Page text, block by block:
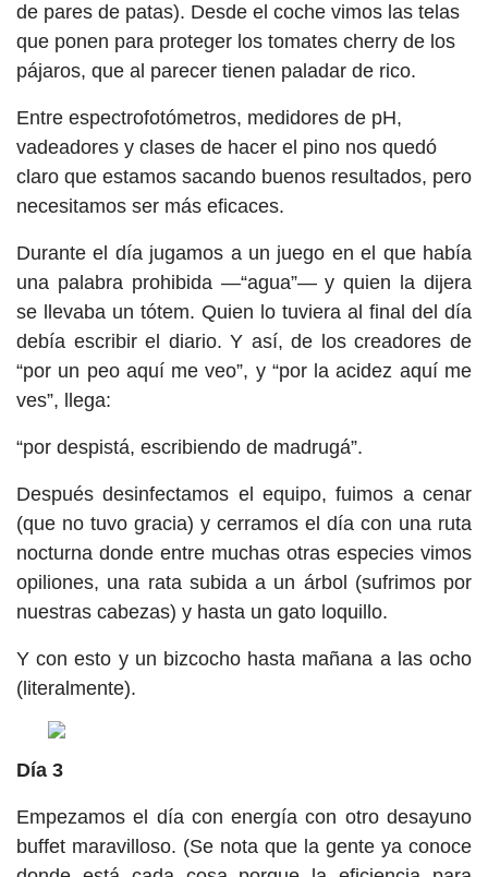
de pares de patas). Desde el coche vimos las telas
que ponen para proteger los tomates cherry de los
pájaros, que al parecer tienen paladar de rico.
Entre espectrofotómetros, medidores de pH,
vadeadores y clases de hacer el pino nos quedó
claro que estamos sacando buenos resultados, pero
necesitamos ser más eficaces.
Durante el día jugamos a un juego en el que había
una palabra prohibida —“agua”— y quien la dijera
se llevaba un tótem. Quien lo tuviera al final del día
debía escribir el diario. Y así, de los creadores de
“por un peo aquí me veo”, y “por la acidez aquí me
ves”, llega:
“por despistá, escribiendo de madrugá”.
Después desinfectamos el equipo, fuimos a cenar
(que no tuvo gracia) y cerramos el día con una ruta
nocturna donde entre muchas otras especies vimos
opiliones, una rata subida a un árbol (sufrimos por
nuestras cabezas) y hasta un gato loquillo.
Y con esto y un bizcocho hasta mañana a las ocho
(literalmente).
Día 3
Empezamos el día con energía con otro desayuno
buffet maravilloso. (Se nota que la gente ya conoce